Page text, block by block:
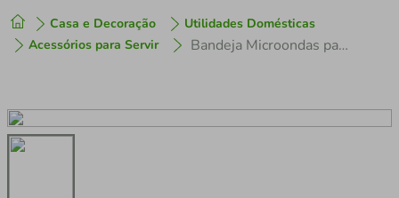
Casa e Decoração
Utilidades Domésticas
Acessórios para Servir
Bandeja Microondas para Batata Western Home
1º tenis
3º